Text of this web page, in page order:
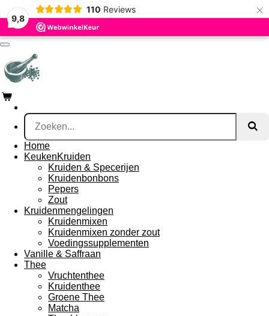
9,8
110 Reviews ×
Ga
direct
naar
de
hoofdinhoud
Home
KeukenKruiden
Kruiden & Specerijen
Kruidenbonbons
Pepers
Zout
Kruidenmengelingen
Kruidenmixen
Kruidenmixen zonder zout
Voedingssupplementen
Vanille & Saffraan
Thee
Vruchtenthee
Kruidenthee
Groene Thee
Matcha